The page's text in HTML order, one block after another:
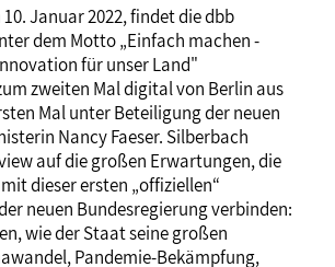
Januar 2022, findet die dbb
dem Motto „Einfach machen -
für unser Land"
zweiten Mal digital von Berlin aus
Mal unter Beteiligung der neuen
Nancy Faeser. Silberbach
auf die großen Erwartungen, die
dieser ersten „offiziellen“
neuen Bundesregierung verbinden:
wie der Staat seine großen
Pandemie-Bekämpfung,